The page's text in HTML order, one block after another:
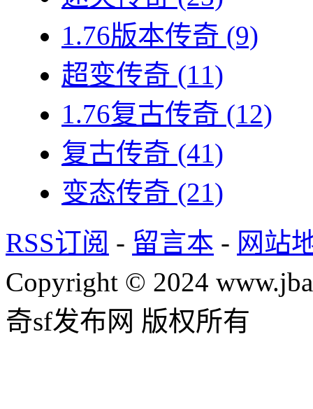
1.76版本传奇 (9)
超变传奇 (11)
1.76复古传奇 (12)
复古传奇 (41)
变态传奇 (21)
RSS订阅 - 留言本 - 网站
Copyright © 2024
奇sf发布网 版权所有